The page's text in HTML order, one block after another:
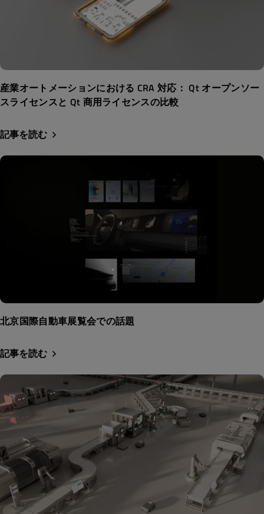
産業オートメーションにおける CRA 対応： Qt オープンソー
スライセンスと Qt 商用ライセンスの比較
記事を読む
北京国際自動車展覧会での話題
記事を読む